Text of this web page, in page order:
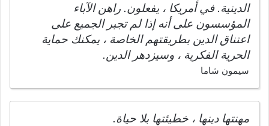
الدينية. في أمريكا ، يفعلون. راهن الآباء
المؤسسون على أنه إذا لم تجبر الجميع على
اعتناق الدين بطريقتهم الخاصة ، يمكنك حماية
الحرية الفكرية ، وسيزدهر الدين.
سيمون شاما
مهنتها دينها ، خطيئتها بلا حياة.